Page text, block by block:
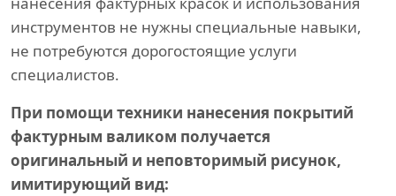
инструментов не нужны специальные навыки,
не потребуются дорогостоящие услуги
специалистов.
При помощи техники нанесения покрытий
фактурным валиком получается
оригинальный и неповторимый рисунок,
имитирующий вид: